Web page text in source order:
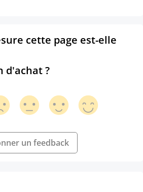
cette page est-elle
d'achat ?
un feedback